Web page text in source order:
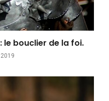
le bouclier de la foi.